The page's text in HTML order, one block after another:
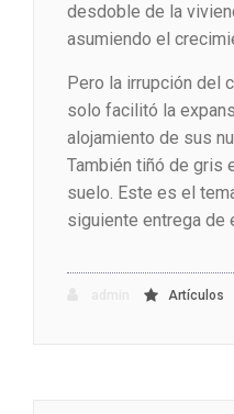
desdoble de la
asumiendo el
Pero la irrupción del
solo facilitó la
alojamiento de sus
También tiñó de gris
suelo. Este es el
siguiente entrega de
Artículos